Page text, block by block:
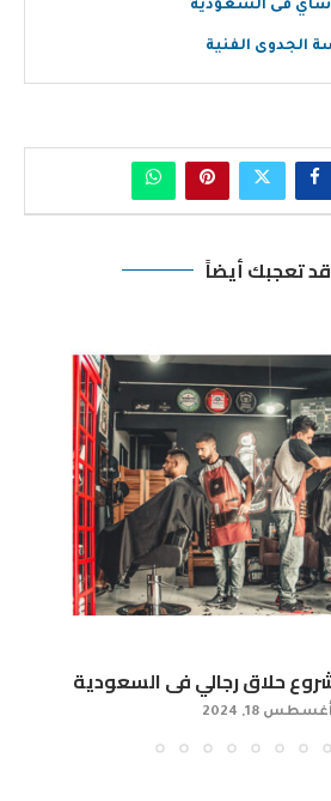
فى السعودية
قد تعجبك أيضاً
حلاق رجالي فى السعودية
أغسطس 18, 2024